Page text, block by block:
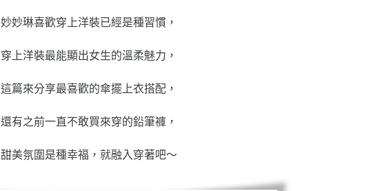
妙妙琳喜歡穿上洋裝已經是種習慣，
穿上洋裝最能顯出女生的溫柔魅力，
這篇來分享最喜歡的傘擺上衣搭配，
還有之前一直不敢買來穿的鉛筆褲，
甜美氛圍是種幸福，就融入穿著吧～